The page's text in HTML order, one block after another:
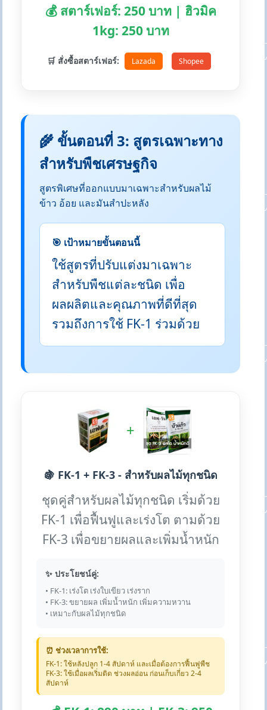
💰 สตาร์เฟอร์: 250 บาท | ฮิวมิค
1kg: 250 บาท
🛒 สั่งซื้อสตาร์เฟอร์: Lazada Shopee
🌾 ขั้นตอนที่ 3: สูตรเฉพาะทาง
สำหรับพืชเศรษฐกิจ
สูตรพิเศษที่ออกแบบมาเฉพาะสำหรับผลไม้
ข้าว อ้อย และมันสำปะหลัง
🎯 เป้าหมายขั้นตอนนี้
ใช้สูตรที่ปรับแต่งมาเฉพาะ
สำหรับพืชแต่ละชนิด เพื่อ
ผลผลิตและคุณภาพที่ดีที่สุด
รวมถึงการใช้ FK-1 ร่วมด้วย
+
🍇 FK-1 + FK-3 - สำหรับผลไม้ทุกชนิด
ชุดคู่สำหรับผลไม้ทุกชนิด เริ่มด้วย
FK-1 เพื่อฟื้นฟูและเร่งโต ตามด้วย
FK-3 เพื่อขยายผลและเพิ่มน้ำหนัก
✨ ประโยชน์คู่:
• FK-1: เร่งโต เร่งใบเขียว เร่งราก
• FK-3: ขยายผล เพิ่มน้ำหนัก เพิ่มความหวาน
• เหมาะกับผลไม้ทุกชนิด
⏰ ช่วงเวลาการใช้:
FK-1: ใช้หลังปลูก 1-4 สัปดาห์ และเมื่อต้องการฟื้นฟูพืช
FK-3: ใช้เมื่อผลเริ่มติด ช่วงผลอ่อน ก่อนเก็บเกี่ยว 2-4
สัปดาห์